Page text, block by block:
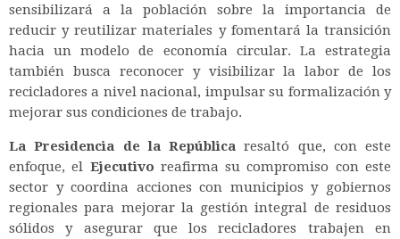
sensibilizará a la población sobre la importancia de
reducir y reutilizar materiales y fomentará la transición
hacia un modelo de economía circular. La estrategia
también busca reconocer y visibilizar la labor de los
recicladores a nivel nacional, impulsar su formalización y
mejorar sus condiciones de trabajo.
La Presidencia de la República resaltó que, con este
enfoque, el Ejecutivo reafirma su compromiso con este
sector y coordina acciones con municipios y gobiernos
regionales para mejorar la gestión integral de residuos
sólidos y asegurar que los recicladores trabajen en